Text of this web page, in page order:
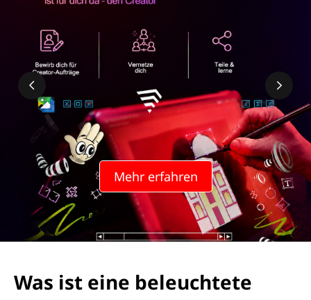
Mehr erfahren
Was ist eine beleuchtete